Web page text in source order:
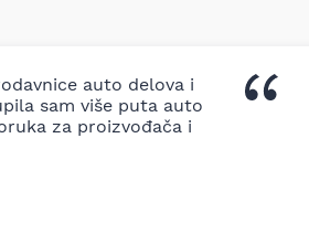
auto delova i
sam više puta auto
za proizvođača i